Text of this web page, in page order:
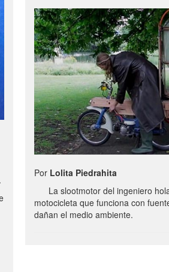
Por Lolita Piedrahita
La slootmotor del ingeniero
motocicleta que funciona con
dañan el medio ambiente.